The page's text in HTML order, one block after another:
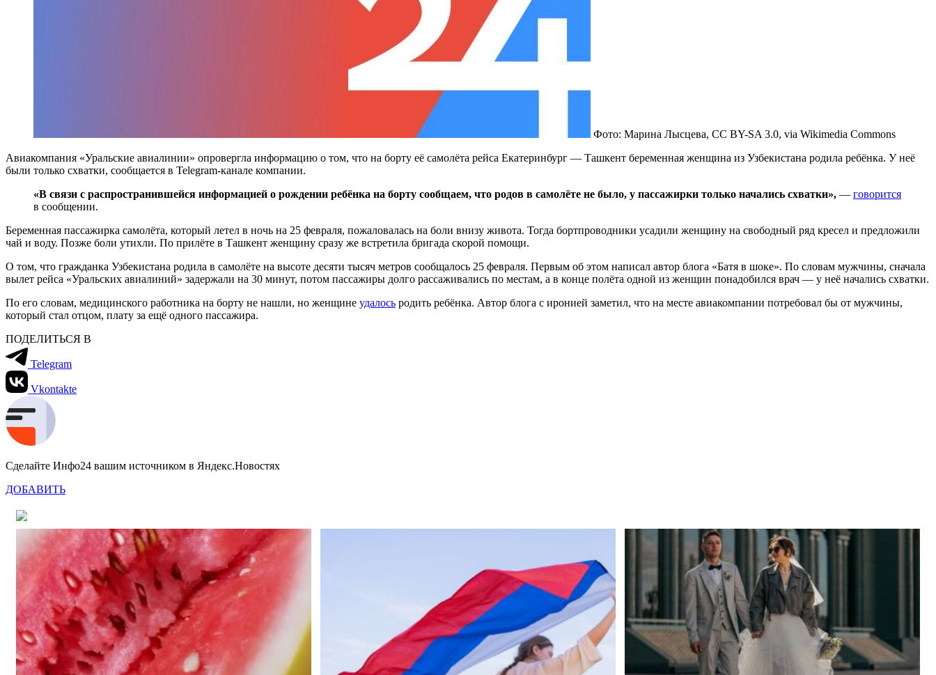
Фото: Марина Лысцева, CC BY-SA 3.0, via Wikimedia Commons
Авиакомпания «Уральские авиалинии» опровергла информацию о том, что на борту её самолёта рейса Екатеринбург — Ташкент беременная женщина из Узбекистана родила ребёнка. У неё
были только схватки, сообщается в Telegram-канале компании.
«В связи с распространившейся информацией о рождении ребёнка на борту сообщаем, что родов в самолёте не было, у пассажирки только начались схватки», — говорится
в сообщении.
Беременная пассажирка самолёта, который летел в ночь на 25 февраля, пожаловалась на боли внизу живота. Тогда бортпроводники усадили женщину на свободный ряд кресел и предложили
чай и воду. Позже боли утихли. По прилёте в Ташкент женщину сразу же встретила бригада скорой помощи.
О том, что гражданка Узбекистана родила в самолёте на высоте десяти тысяч метров сообщалось 25 февраля. Первым об этом написал автор блога «Батя в шоке». По словам мужчины, сначала
вылет рейса «Уральских авиалиний» задержали на 30 минут, потом пассажиры долго рассаживались по местам, а в конце полёта одной из женщин понадобился врач — у неё начались схватки.
По его словам, медицинского работника на борту не нашли, но женщине удалось родить ребёнка. Автор блога с иронией заметил, что на месте авиакомпании потребовал бы от мужчины,
который стал отцом, плату за ещё одного пассажира.
ПОДЕЛИТЬСЯ В
Telegram
Vkontakte
Сделайте Инфо24 вашим источником в Яндекс.Новостях
ДОБАВИТЬ